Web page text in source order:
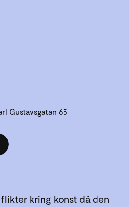
Gustavsgatan 65
kring konst då den